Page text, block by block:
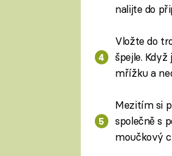
nalijte do
Vložte do
špejle.
mřížku a
Mezitím si
společně s
moučkový